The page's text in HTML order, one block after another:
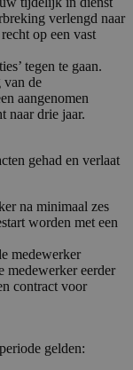
verlengd naar
op een vast
tegen te gaan.
van de
aangenomen
naar drie jaar.
gehad en verlaat
na minimaal zes
worden met een
medewerker
medewerker eerder
contract voor
gelden: